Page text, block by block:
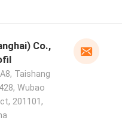
Co.,
Taishang
Wubao
201101,